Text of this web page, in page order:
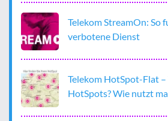
Telekom StreamOn: So
verbotene Dienst
Telekom HotSpot-Flat
HotSpots? Wie nutzt